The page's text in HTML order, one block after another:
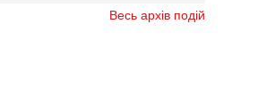
Весь архів подій